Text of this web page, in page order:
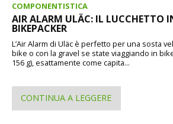
COMPONENTISTICA
AIR ALARM ULÄC: IL LUCCHETTO
BIKEPACKER
L’Air Alarm di Uläc è perfetto per una sosta
bike o con la gravel se state viaggiando in
156 g), esattamente come capita...
CONTINUA A LEGGERE